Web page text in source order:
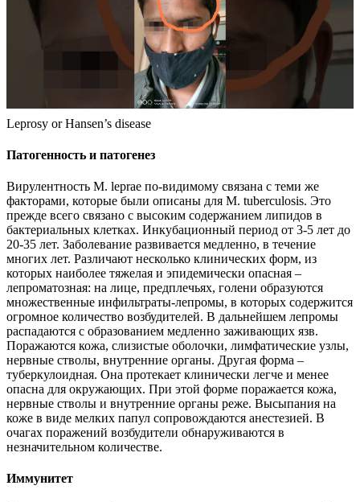
Leprosy or Hansen’s disease
Патогенность и патогенез
Вирулентность М. leprae по-видимому связана с теми же
факторами, которые были описаны для М. tuberculosis. Это
прежде всего связано с высоким содержанием липидов в
бактериальных клетках. Инкубационный период от 3-5 лет до
20-35 лет. Заболевание развивается медленно, в течение
многих лет. Различают несколько клинических форм, из
которых наиболее тяжелая и эпидемически опасная –
лепроматозная: на лице, предплечьях, голени образуются
множественные инфильтраты-лепромы, в которых содержится
огромное количество возбудителей. В дальнейшем лепромы
распадаются с образованием медленно заживающих язв.
Поражаются кожа, слизистые оболочки, лимфатические узлы,
нервные стволы, внутренние органы. Другая форма –
туберкулоидная. Она протекает клинически легче и менее
опасна для окружающих. При этой форме поражается кожа,
нервные стволы и внутренние органы реже. Высыпания на
коже в виде мелких папул сопровождаются анестезией. В
очагах поражений возбудители обнаруживаются в
незначительном количестве.
Иммунитет